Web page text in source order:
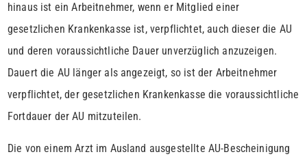
hinaus ist ein Arbeitnehmer, wenn er Mitglied einer
gesetzlichen Krankenkasse ist, verpflichtet, auch dieser die AU
und deren voraussichtliche Dauer unverzüglich anzuzeigen.
Dauert die AU länger als angezeigt, so ist der Arbeitnehmer
verpflichtet, der gesetzlichen Krankenkasse die voraussichtliche
Fortdauer der AU mitzuteilen.
Die von einem Arzt im Ausland ausgestellte AU-Bescheinigung